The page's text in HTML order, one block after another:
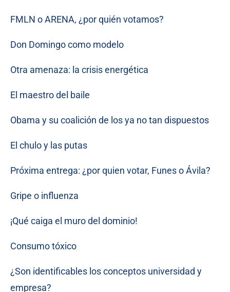
FMLN o ARENA, ¿por quién votamos?
Don Domingo como modelo
Otra amenaza: la crisis energética
El maestro del baile
Obama y su coalición de los ya no tan dispuestos
El chulo y las putas
Próxima entrega: ¿por quien votar, Funes o Ávila?
Gripe o influenza
¡Qué caiga el muro del dominio!
Consumo tóxico
¿Son identificables los conceptos universidad y
empresa?